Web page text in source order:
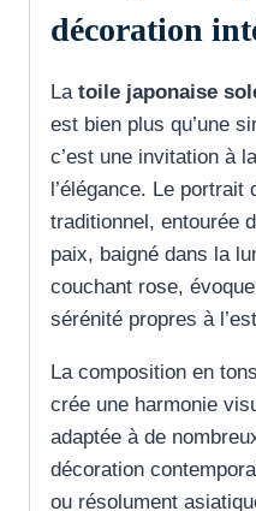
décoration
La toile japonaise
est bien plus qu’une
c’est une invitation à
l’élégance. Le portrait
traditionnel, entourée
paix, baigné dans la
couchant rose,
sérénité propres à
La composition en
crée une harmonie
adaptée à de
décoration
ou résolument